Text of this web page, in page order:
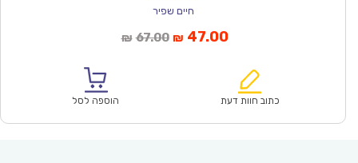
חיים שפיר
₪ 67.00המחיר
₪67.00.
₪ 47.00המחיר
הוא:
כתוב חוות דעת הוספה לסל